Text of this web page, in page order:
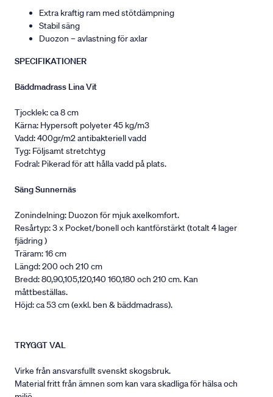
Extra kraftig ram med stötdämpning
Stabil säng
Duozon – avlastning för axlar
SPECIFIKATIONER
Bäddmadrass Lina Vit
Tjocklek: ca 8 cm
Kärna: Hypersoft polyeter 45 kg/m3
Vadd: 400gr/m2 antibakteriell vadd
Tyg: Följsamt stretchtyg
Fodral: Pikerad för att hålla vadd på plats.
Säng Sunnernäs
Zonindelning: Duozon för mjuk axelkomfort.
Resårtyp: 3 x Pocket/bonell och kantförstärkt (totalt 4 lager
fjädring )
Träram: 16 cm
Längd: 200 och 210 cm
Bredd: 80,90,105,120,140 160,180 och 210 cm. Kan
måttbeställas.
Höjd: ca 53 cm (exkl. ben & bäddmadrass).
TRYGGT VAL
Virke från ansvarsfullt svenskt skogsbruk.
Material fritt från ämnen som kan vara skadliga för hälsa och